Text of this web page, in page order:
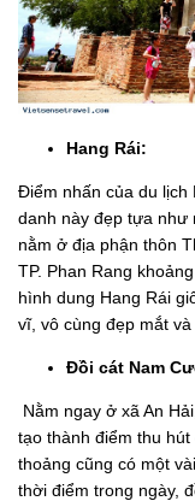
Hang Rái:
Điểm nhấn của du lịch
danh này đẹp tựa như
nằm ở địa phận thôn
TP. Phan Rang
hình dung Hang Rái
vĩ, vô cùng đẹp mắt
Đồi cát Nam
Nằm ngay ở xã An
tạo thành điểm thu
thoảng cũng có một
thời điểm trong ngày,